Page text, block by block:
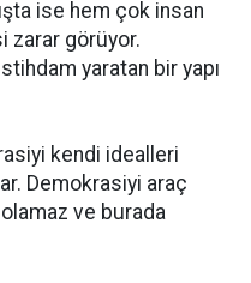
ise hem çok insan
zarar görüyor.
yaratan bir yapı
kendi idealleri
Demokrasiyi araç
ve burada